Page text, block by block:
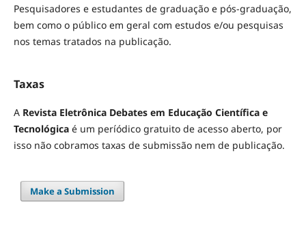
Pesquisadores e estudantes de graduação e pós-graduação,
bem como o público em geral com estudos e/ou pesquisas
nos temas tratados na publicação.
Taxas
A Revista Eletrônica Debates em Educação Científica e
Tecnológicaé um períódico gratuito de acesso aberto, por
isso não cobramos taxas de submissão nem de publicação.
Make a Submission